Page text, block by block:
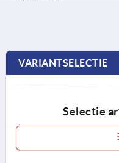
VARIANTSELECTIE
Selectie